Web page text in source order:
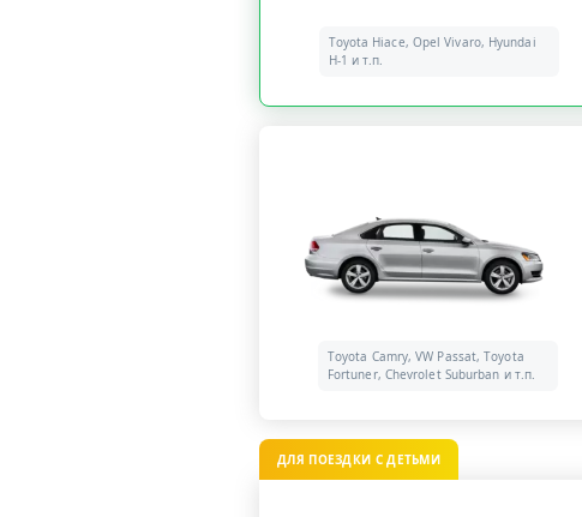
Toyota Hiace, Opel Vivaro, Hyundai
H-1 и т.п.
Toyota Camry, VW Passat, Toyota
Fortuner, Chevrolet Suburban и т.п.
ДЛЯ ПОЕЗДКИ С ДЕТЬМИ